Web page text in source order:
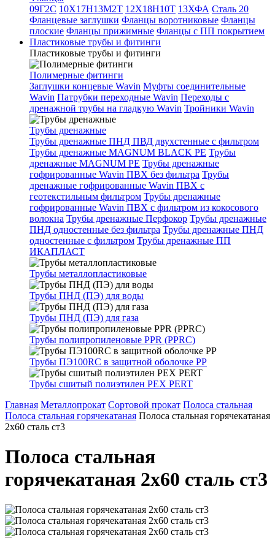
09Г2С 10Х17Н13М2Т 12Х18Н10Т 13ХФА Сталь 20
Фланцевые заглушки Фланцы воротниковые Фланцы
плоские Фланцы прижимные Фланцы с ПП покрытием
Пластиковые трубы и фитинги
Пластиковые трубы и фитинги
Полимерные фитинги
Заглушки концевые Wavin Муфты соединительные
Wavin Патрубки переходные Wavin Переходы с
дренажной трубы на гладкую Wavin Тройники Wavin
Трубы дренажные
Трубы дренажные ПНД ПВД двухстенные с фильтром
Трубы дренажные MAGNUM BLACK PE Трубы
дренажные MAGNUM PE Трубы дренажные
гофрированные Wavin ПВХ без фильтра Трубы
дренажные гофрированные Wavin ПВХ с
геотекстильным фильтром Трубы дренажные
гофрированные Wavin ПВХ с фильтром из кокосового
волокна Трубы дренажные Перфокор Трубы дренажные
ПНД одностенные без фильтра Трубы дренажные ПНД
одностенные с фильтром Трубы дренажные ПП
ИКАПЛАСТ
Трубы металлопластиковые
Трубы ПНД (ПЭ) для воды
Трубы ПНД (ПЭ) для газа
Трубы полипропиленовые PPR (PPRC)
Трубы ПЭ100RC в защитной оболочке PP
Трубы сшитый полиэтилен PEX PERT
Главная Металлопрокат Сортовой прокат Полоса стальная
Полоса стальная горячекатаная Полоса стальная горячекатаная
2х60 сталь ст3
Полоса стальная
горячекатаная 2х60 сталь ст3